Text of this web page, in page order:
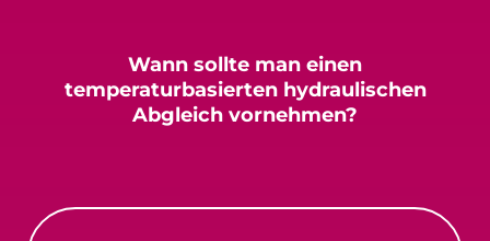
Wann sollte man einen
temperaturbasierten hydraulischen
Abgleich vornehmen?